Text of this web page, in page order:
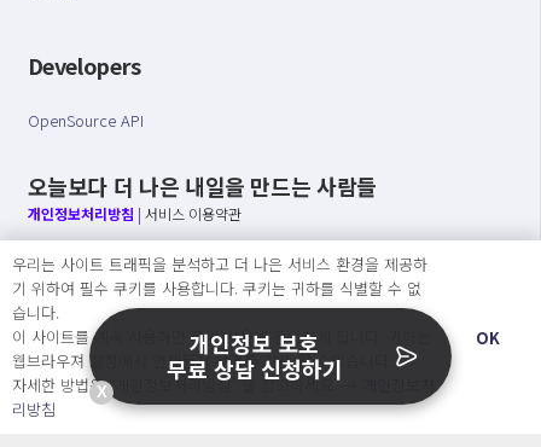
Developers
OpenSource API
오늘보다 더 나은 내일을 만드는 사람들
개인정보처리방침 | 서비스 이용약관
○ 개인정보보호 컴플라이언스를 선도하겠습니다.
○ 정보주체의 권리를 보장하겠습니다.
○ 기업의 개인정보보호를 위한 효율적 관리를 보장하겠습니다.
Copyright Ⓒ
2026 O.NE PEOPLE Co., Ltd. All rights reserved.
우리는 사이트 트래픽을 분석하고 더 나은 서비스 환경을 제공하
기 위하여 필수 쿠키를 사용합니다. 쿠키는 귀하를 식별할 수 없
습니다.
이 사이트를 계속 사용하면 쿠키 사용에 동의하게 됩니다. 귀하는
웹브라우져 설정에서 언제든지 쿠키를 삭제 할 수있습니다.
자세한 방법은 “개인정보처리방침” 을 참고하세요. →
리방침
OK
X
개인정보 보호
무료 상담 신청하기